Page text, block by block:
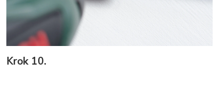
Krok 10.